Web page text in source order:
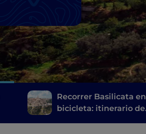
Recorrer Basilicata en
bicicleta: itinerario de